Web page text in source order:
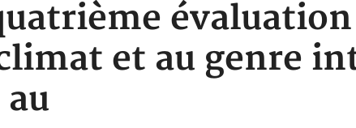
évaluation
et au genre
au